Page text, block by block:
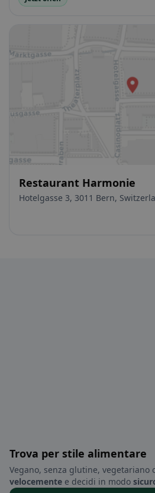
Restaurant Harmonie
Hotelgasse 3, 3011 Bern,
Trova per stile alimentare
Vegano, senza glutine,
velocemente e decidi in modo